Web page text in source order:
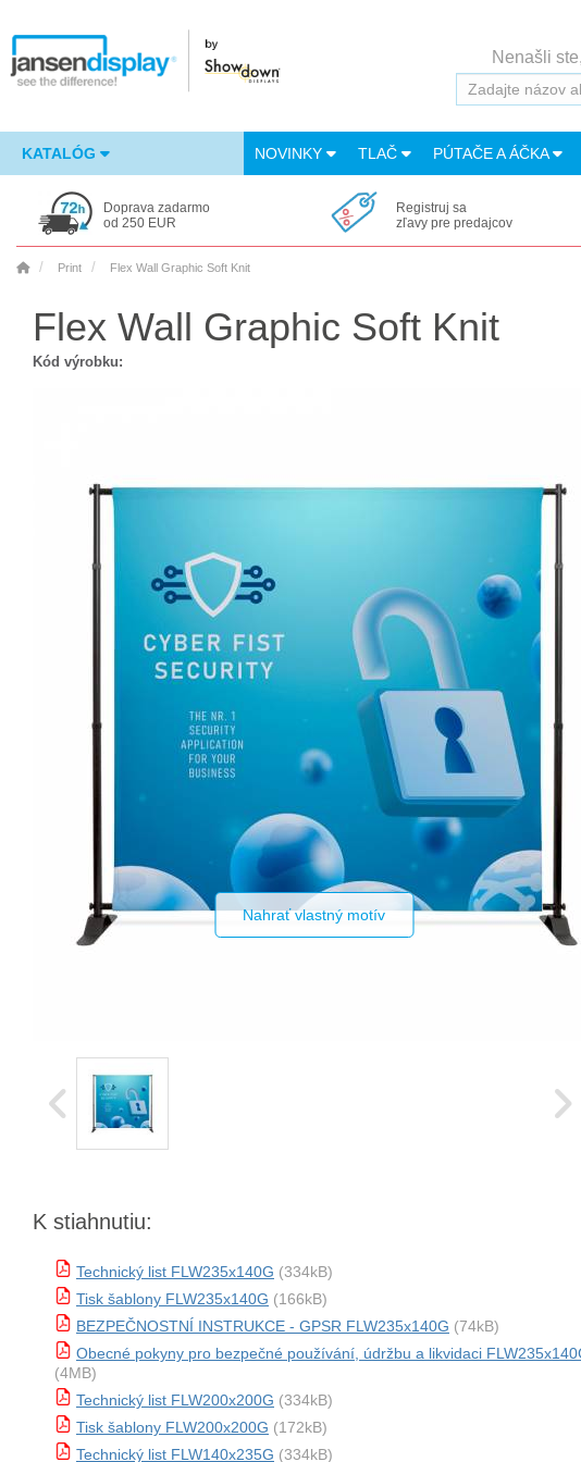
Nenašli
KATALÓG NOVINKY TLAČ PÚTAČE A ÁČKA
Doprava zadarmo
od 250 EUR
Registruj sa
zľavy pre predajcov
Print Flex Wall Graphic Soft Knit
Flex Wall Graphic Soft Knit
Kód výrobku:
Nahrať vlastný motív
K stiahnutiu:
Technický list FLW235x140G (334kB)
Tisk šablony FLW235x140G (166kB)
BEZPEČNOSTNÍ INSTRUKCE - GPSR FLW235x140G (74kB)
Obecné pokyny pro bezpečné používání, údržbu a likvidaci
(4MB)
Technický list FLW200x200G (334kB)
Tisk šablony FLW200x200G (172kB)
Technický list FLW140x235G (334kB)